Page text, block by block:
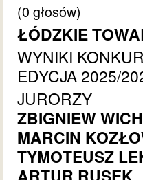
(0 głosów)
ŁÓDZKIE
WYNIKI
EDYCJA 2025/
JURORZY
ZBIGNIEW
MARCIN
TYMOTEUSZ
ARTUR RUSEK